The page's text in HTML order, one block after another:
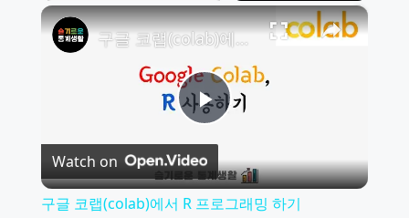
×
Play
Video
구글 코랩(colab)에서 R 프로그래밍 하기
Watch on
구글 코랩(colab)에서 R 프로그래밍 하기